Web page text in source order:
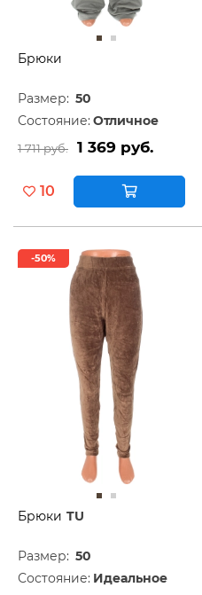
Брюки
Размер: 50
Состояние: Отличное
1 711 руб. 1 369 руб.
10
-50%
Брюки TU
Размер: 50
Состояние: Идеальное